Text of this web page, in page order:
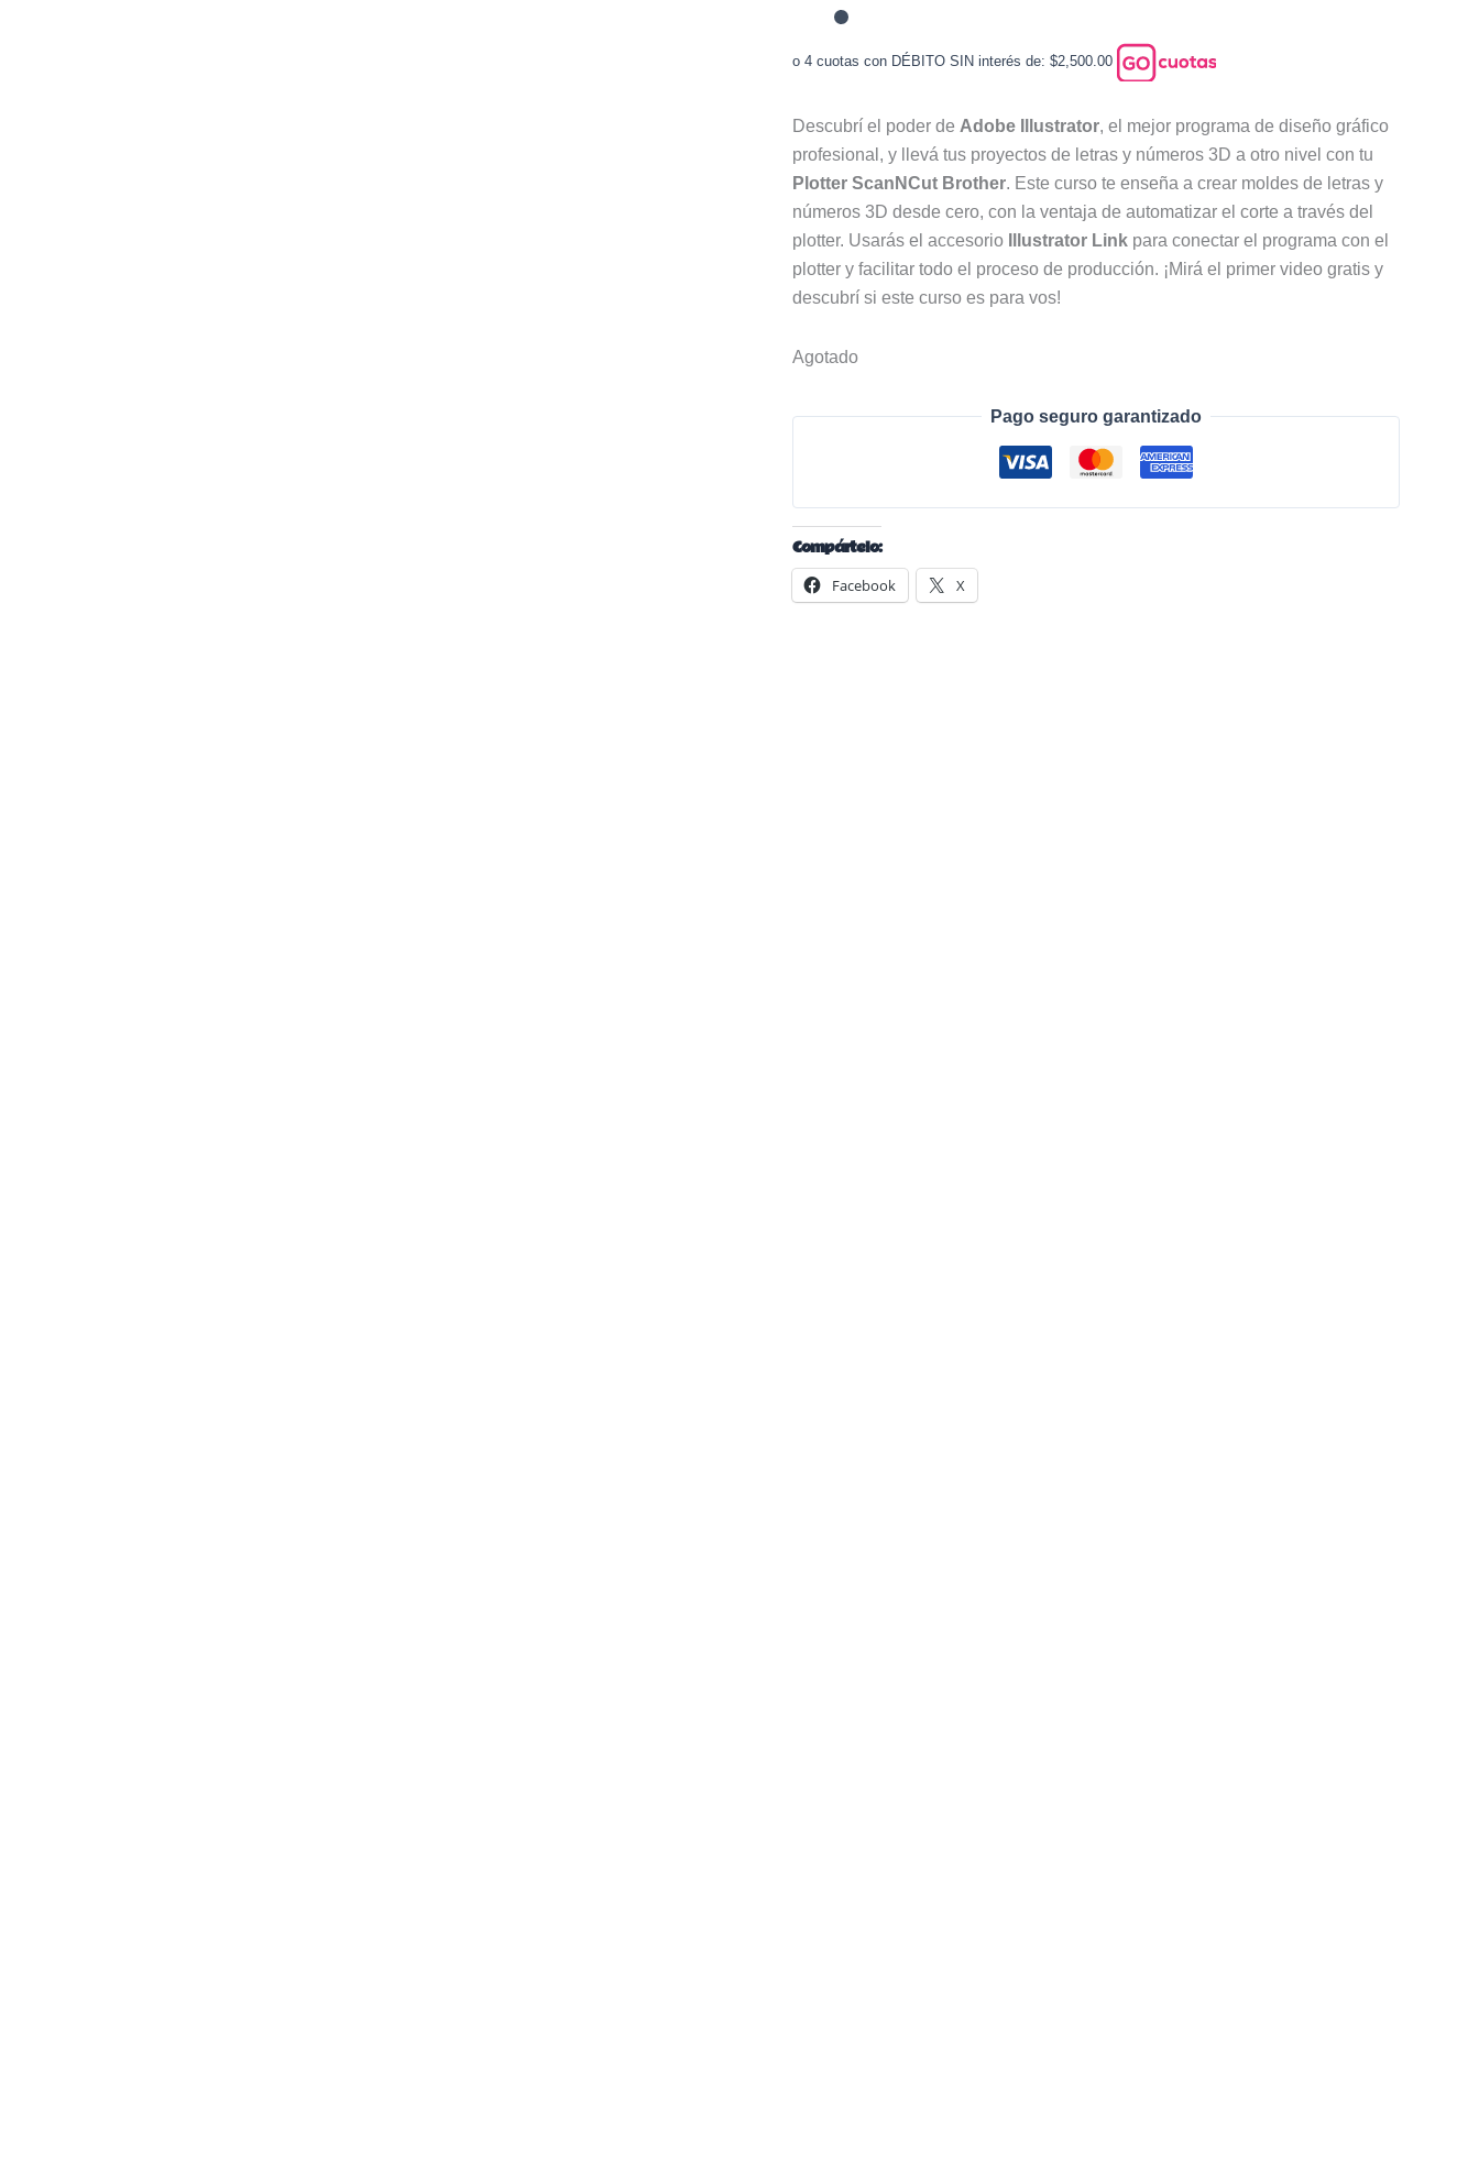
o 4 cuotas con DÉBITO SIN interés de: $2,500.00
Descubrí el poder de Adobe Illustrator, el mejor programa de diseño gráfico
profesional, y llevá tus proyectos de letras y números 3D a otro nivel con tu
Plotter ScanNCut Brother. Este curso te enseña a crear moldes de letras y
números 3D desde cero, con la ventaja de automatizar el corte a través del
plotter. Usarás el accesorio
Illustrator Link para conectar el programa con el
plotter y facilitar todo el proceso de producción. ¡Mirá el primer video gratis y
descubrí si este curso es para vos!
Agotado
Pago seguro garantizado
Compártelo:
Facebook X